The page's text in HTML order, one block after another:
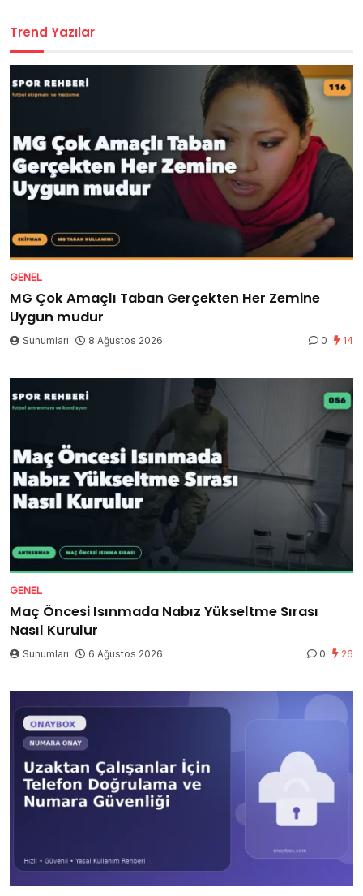
Trend Yazılar
GENEL
MG Çok Amaçlı Taban Gerçekten Her Zemine
Uygun mudur
Sunumları 8 Ağustos 2026 0 14
GENEL
Maç Öncesi Isınmada Nabız Yükseltme Sırası
Nasıl Kurulur
Sunumları 6 Ağustos 2026 0 26